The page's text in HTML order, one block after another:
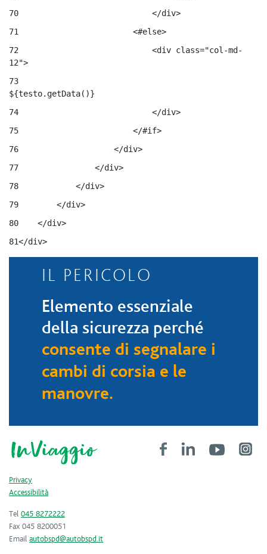
70
                            </div>
71
                        <#else>
72
                            <div class="col-md-
12">
73
${testo.getData()}
74
                            </div>
75
                        </#if>
76
                    </div>
77
                </div>
78
            </div>
79
        </div>
80
    </div>
81</div>
IL PERICOLO
Elemento essenziale
della sicurezza perché
consente di segnalare i
cambi di corsia e le
manovre.
Privacy
Accessibilità
Tel 045 8272222
Fax 045 8200051
Email autobspd@autobspd.it